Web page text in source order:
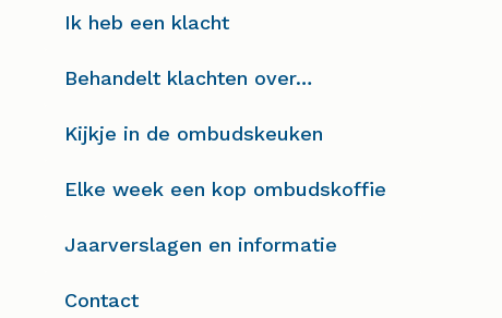
Ik heb een klacht
Behandelt klachten over…
Kijkje in de ombudskeuken
Elke week een kop ombudskoffie
Jaarverslagen en informatie
Contact